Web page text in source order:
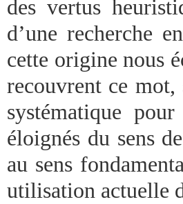
des vertus
d’une recherche
cette origine nous
recouvrent ce
systématique
éloignés du sens
au sens
utilisation actuelle